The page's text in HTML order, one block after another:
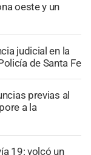
oeste y un
judicial en la
de Santa Fe
previas al
a la
19: volcó un